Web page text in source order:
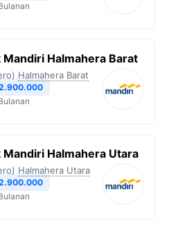
Halmahera Barat
Halmahera Barat
Halmahera Utara
Halmahera Utara